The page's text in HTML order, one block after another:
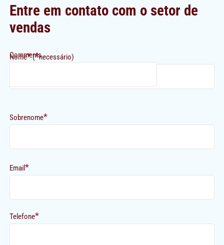
Entre em contato com o setor de
vendas
Comments
Nome*(*necessário)
Sobrenome*
Email*
Telefone*